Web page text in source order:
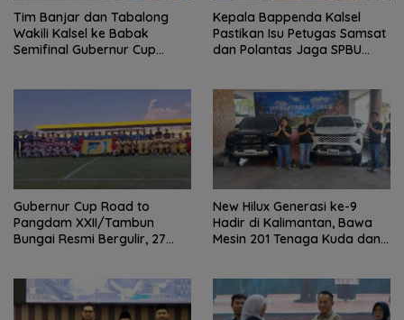
Tim Banjar dan Tabalong
Wakili Kalsel ke Babak
Semifinal Gubernur Cup
Kepala Bappenda Kalsel
Pastikan Isu Petugas Samsat
dan Polantas Jaga SPBU
Gubernur Cup Road to
Pangdam XXII/Tambun
Bungai Resmi Bergulir, 27
New Hilux Generasi ke-9
Hadir di Kalimantan, Bawa
Mesin 201 Tenaga Kuda dan